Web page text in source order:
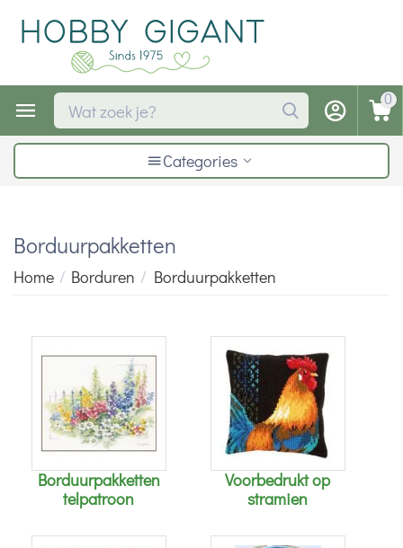
0
Categories
Borduurpakketten
Home / Borduren / Borduurpakketten
Borduurpakketten
telpatroon
Voorbedrukt op
stramien